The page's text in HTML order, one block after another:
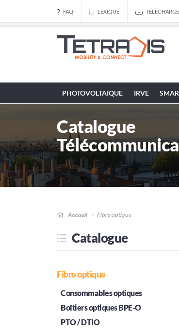
FAQ LEXIQUE
PHOTOVOLTAÏQUE IRVE
Catalogue
Accueil Fibre optique
Catalogue
Fibre optique
Consommables optiques
Boîtiers optiques BPE-O
PTO / DTIO